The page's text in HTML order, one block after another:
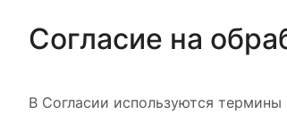
Согласие на
В Согласии используются